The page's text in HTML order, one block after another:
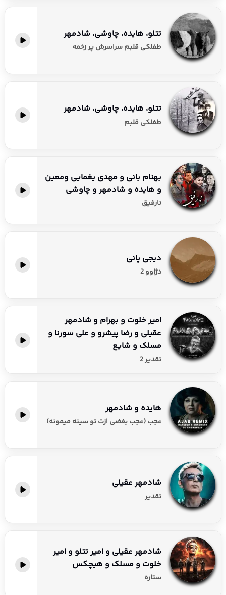
تتلو، هایده، چاوشی، شادمهر
طفلکی قلبم سراسرش پر زخمه
تتلو، هایده، چاوشی، شادمهر
طفلکی قلبم
بهنام بانی و مهدی یغمایی ومعین
و هایده و شادمهر و چاوشی
نارفیق
دیجی پانی
دژاوو 2
امیر خلوت و بهرام و شادمهر
عقیلی و رضا پیشرو و علی سورنا و
مسلک و شایع
تقدیر 2
هایده و شادمهر
عجب (عجب بغضی ازت تو سینه میمونه)
شادمهر عقیلی
تقدیر
شادمهر عقیلی و امیر تتلو و امیر
خلوت و مسلک و هیچکس
ستاره